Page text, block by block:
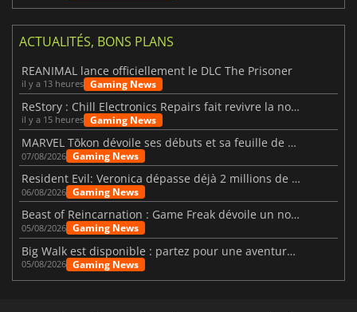
ACTUALITÉS, BONS PLANS
REANIMAL lance officiellement le DLC The Prisoner
il y a 13 heures Gaming News
ReStory : Chill Electronics Repairs fait revivre la nostalgie des années 2000
il y a 15 heures Gaming News
MARVEL Tōkon dévoile ses débuts et sa feuille de route
07/08/2026 Gaming News
Resident Evil: Veronica dépasse déjà 2 millions de wishlists
06/08/2026 Gaming News
Beast of Reincarnation : Game Freak dévoile un nouveau pari
05/08/2026 Gaming News
Big Walk est disponible : partez pour une aventure entre amis
05/08/2026 Gaming News